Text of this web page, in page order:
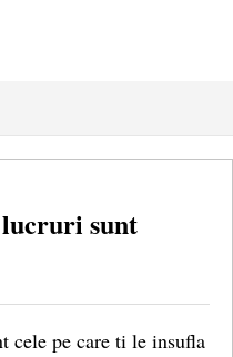
sunt
cele pe care ti le insufla